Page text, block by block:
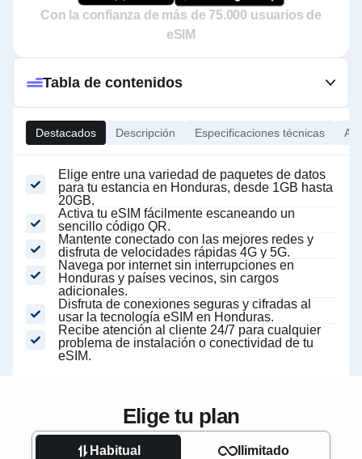
Con la confianza de más de 75.000 usuarios de
eSIM
Destacados Descripción Especificaciones técnicas
Elige entre una variedad de paquetes de datos
para tu estancia en Honduras, desde 1GB hasta
20GB.
Activa tu eSIM fácilmente escaneando un
sencillo código QR.
Mantente conectado con las mejores redes y
disfruta de velocidades rápidas 4G y 5G.
Navega por internet sin interrupciones en
Honduras y países vecinos, sin cargos
adicionales.
Disfruta de conexiones seguras y cifradas al
usar la tecnología eSIM en Honduras.
Recibe atención al cliente 24/7 para cualquier
problema de instalación o conectividad de tu
eSIM.
Tabla de contenidos
Elige tu plan
Habitual Ilimitado